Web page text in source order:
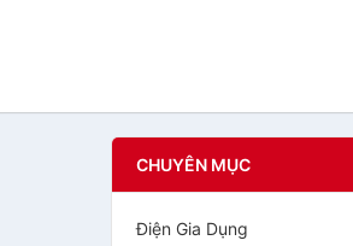
CHUYÊN MỤC
Điện Gia Dụng